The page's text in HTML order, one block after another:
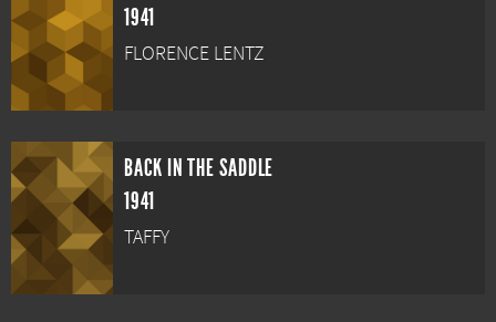
1941
FLORENCE LENTZ
BACK IN THE SADDLE
1941
TAFFY